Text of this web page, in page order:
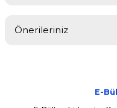
Önerileriniz
Görüş ve önerileriniz için
E-